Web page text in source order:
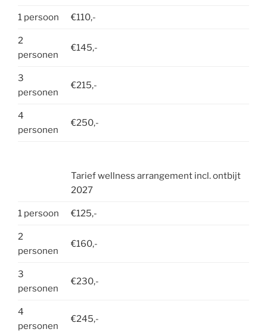
1 persoon €110,-
2
personen
€145,-
3
personen
€215,-
4
personen
€250,-
Tarief wellness arrangement incl. ontbijt
2027
1 persoon €125,-
2
personen
€160,-
3
personen
€230,-
4
personen
€245,-